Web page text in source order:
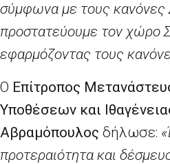
σύμφωνα με τους κανόνες
προστατεύουμε τον χώρο
εφαρμόζοντας τους
Ο Επίτροπος
Υποθέσεων και
Αβραμόπουλος δήλωσε:
προτεραιότητα και